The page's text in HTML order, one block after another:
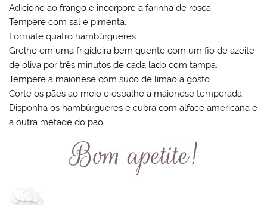
Adicione ao frango e incorpore a farinha de rosca.
Tempere com sal e pimenta.
Formate quatro hambúrgueres.
Grelhe em uma frigideira bem quente com um fio de azeite
de oliva por três minutos de cada lado com tampa.
Tempere a maionese com suco de limão a gosto.
Corte os pães ao meio e espalhe a maionese temperada.
Disponha os hambúrgueres e cubra com alface americana e
a outra metade do pão.